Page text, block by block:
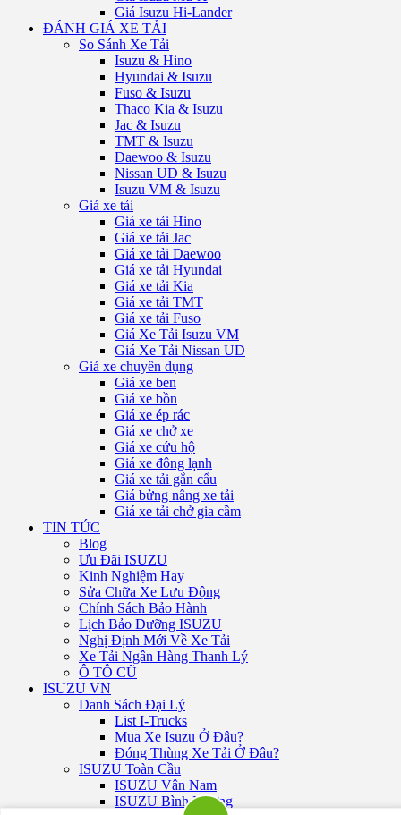
Giá Isuzu Hi-Lander
ĐÁNH GIÁ XE TẢI
So Sánh Xe Tải
Isuzu & Hino
Hyundai & Isuzu
Fuso & Isuzu
Thaco Kia & Isuzu
Jac & Isuzu
TMT & Isuzu
Daewoo & Isuzu
Nissan UD & Isuzu
Isuzu VM & Isuzu
Giá xe tải
Giá xe tải Hino
Giá xe tải Jac
Giá xe tải Daewoo
Giá xe tải Hyundai
Giá xe tải Kia
Giá xe tải TMT
Giá xe tải Fuso
Giá Xe Tải Isuzu VM
Giá Xe Tải Nissan UD
Giá xe chuyên dụng
Giá xe ben
Giá xe bồn
Giá xe ép rác
Giá xe chở xe
Giá xe cứu hộ
Giá xe đông lạnh
Giá xe tải gắn cẩu
Giá bửng nâng xe tải
Giá xe tải chở gia cầm
TIN TỨC
Blog
Ưu Đãi ISUZU
Kinh Nghiệm Hay
Sửa Chữa Xe Lưu Động
Chính Sách Bảo Hành
Lịch Bảo Dưỡng ISUZU
Nghị Định Mới Về Xe Tải
Xe Tải Ngân Hàng Thanh Lý
Ô TÔ CŨ
ISUZU VN
Danh Sách Đại Lý
List I-Trucks
Mua Xe Isuzu Ở Đâu?
Đóng Thùng Xe Tải Ở Đâu?
ISUZU Toàn Cầu
ISUZU Vân Nam
ISUZU Bình Dương